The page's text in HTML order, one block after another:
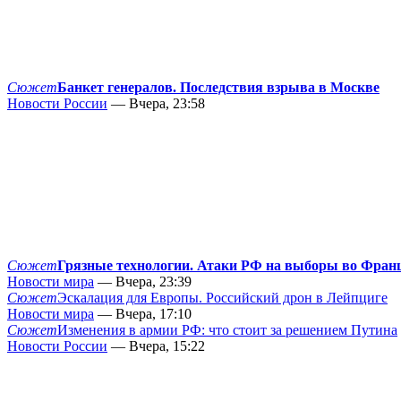
СюжетБанкет генералов. Последствия взрыва в Москве
Новости России — Вчера, 23:58
СюжетГрязные технологии. Атаки РФ на выборы во
Новости мира — Вчера, 23:39
СюжетЭскалация для Европы. Российский дрон в Лейпциге
Новости мира — Вчера, 17:10
СюжетИзменения в армии РФ: что стоит за решением Путина
Новости России — Вчера, 15:22